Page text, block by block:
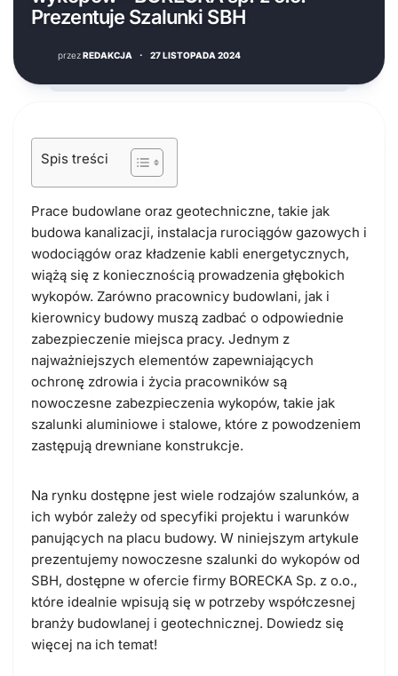
Prezentuje Szalunki SBH
przezREDAKCJA · 27 LISTOPADA 2024
Spis treści
Prace budowlane oraz geotechniczne, takie jak
budowa kanalizacji, instalacja rurociągów gazowych i
wodociągów oraz kładzenie kabli energetycznych,
wiążą się z koniecznością prowadzenia głębokich
wykopów. Zarówno pracownicy budowlani, jak i
kierownicy budowy muszą zadbać o odpowiednie
zabezpieczenie miejsca pracy. Jednym z
najważniejszych elementów zapewniających
ochronę zdrowia i życia pracowników są
nowoczesne zabezpieczenia wykopów, takie jak
szalunki aluminiowe i stalowe, które z powodzeniem
zastępują drewniane konstrukcje.
Na rynku dostępne jest wiele rodzajów szalunków, a
ich wybór zależy od specyfiki projektu i warunków
panujących na placu budowy. W niniejszym artykule
prezentujemy nowoczesne szalunki do wykopów od
SBH, dostępne w ofercie firmy BORECKA Sp. z o.o.,
które idealnie wpisują się w potrzeby współczesnej
branży budowlanej i geotechnicznej. Dowiedz się
więcej na ich temat!